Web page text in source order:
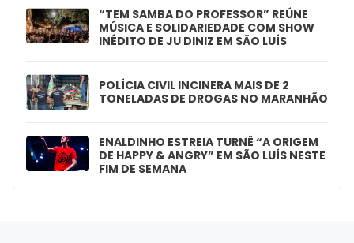
“TEM SAMBA DO PROFESSOR” REÚNE
MÚSICA E SOLIDARIEDADE COM SHOW
INÉDITO DE JU DINIZ EM SÃO LUÍS
POLÍCIA CIVIL INCINERA MAIS DE 2
TONELADAS DE DROGAS NO MARANHÃO
ENALDINHO ESTREIA TURNÊ “A ORIGEM
DE HAPPY & ANGRY” EM SÃO LUÍS NESTE
FIM DE SEMANA